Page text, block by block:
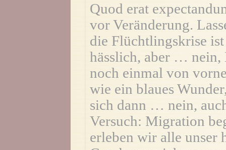
Quod erat
vor Veränderung.
die Flüchtlingskrise
hässlich, aber … nein,
noch einmal von
wie ein blaues
sich dann … nein,
Versuch: Migration
erleben wir alle unser